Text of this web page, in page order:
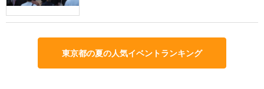
東京都の夏の人気イベントランキング